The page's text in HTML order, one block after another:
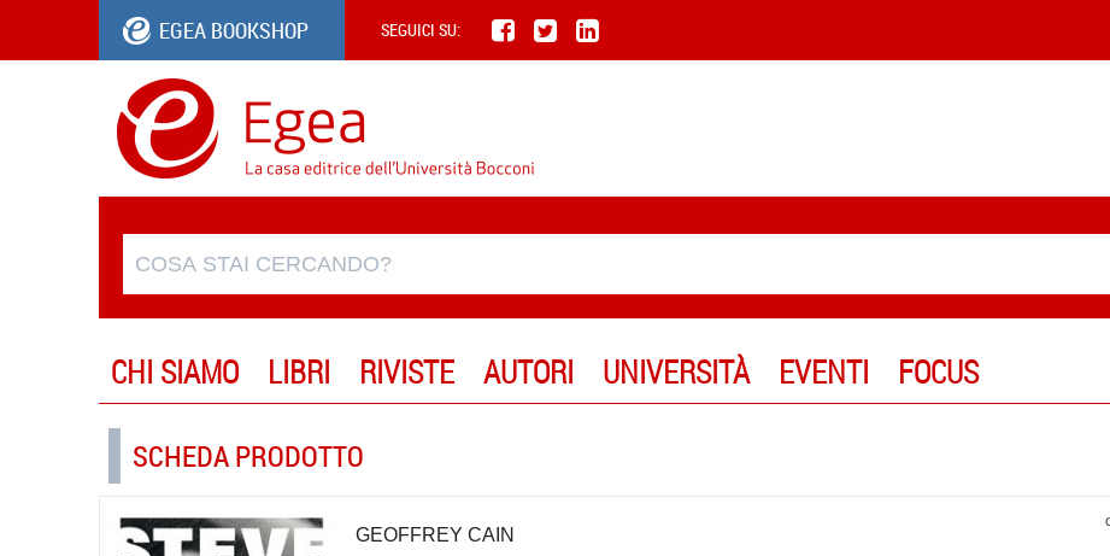
EGEA BOOKSHOP SEGUICI SU:
CHI SIAMO LIBRI RIVISTE AUTORI UNIVERSITÀ EVENTI FOCUS
SCHEDA PRODOTTO
GEOFFREY CAIN